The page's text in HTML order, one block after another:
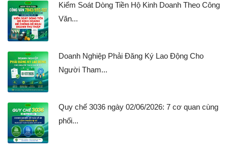
Kiểm Soát Dòng Tiền Hộ Kinh Doanh Theo Công
Văn...
Doanh Nghiệp Phải Đăng Ký Lao Động Cho
Người Tham...
Quy chế 3036 ngày 02/06/2026: 7 cơ quan cùng
phối...